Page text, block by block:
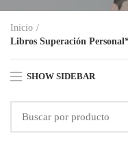
Inicio
Libros Superación
SHOW SIDEBAR